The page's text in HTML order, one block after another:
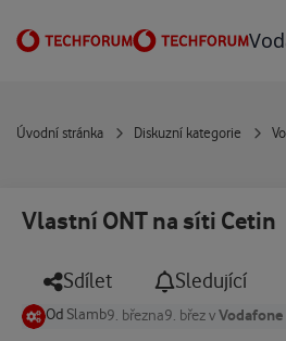
Úvodní stránka Diskuzní kategorie
Vlastní ONT na síti Cetin
Sdílet Sledující
Od Slamb9. března9. březv